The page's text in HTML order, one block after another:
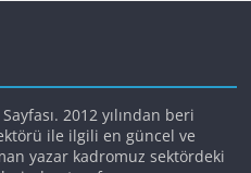
2012 yılından beri
ile ilgili en güncel ve
yazar kadromuz sektördeki